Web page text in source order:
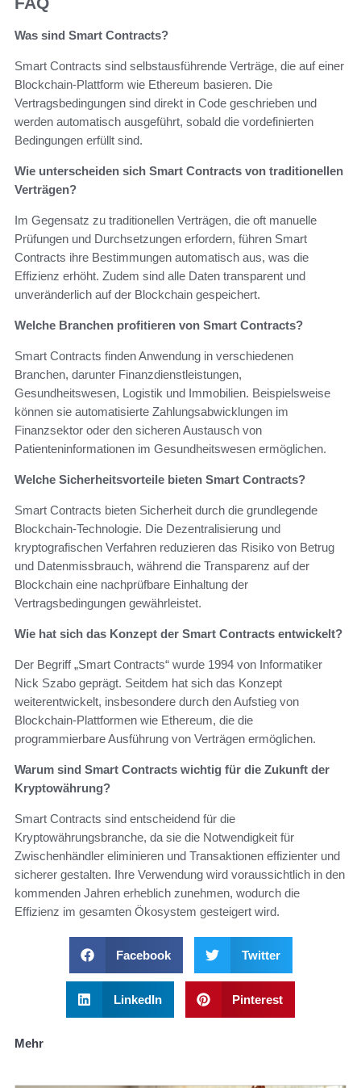
Was sind Smart Contracts?
Smart Contracts sind selbstausführende Verträge, die auf einer
Blockchain-Plattform wie Ethereum basieren. Die
Vertragsbedingungen sind direkt in Code geschrieben und
werden automatisch ausgeführt, sobald die vordefinierten
Bedingungen erfüllt sind.
Wie unterscheiden sich Smart Contracts von traditionellen
Verträgen?
Im Gegensatz zu traditionellen Verträgen, die oft manuelle
Prüfungen und Durchsetzungen erfordern, führen Smart
Contracts ihre Bestimmungen automatisch aus, was die
Effizienz erhöht. Zudem sind alle Daten transparent und
unveränderlich auf der Blockchain gespeichert.
Welche Branchen profitieren von Smart Contracts?
Smart Contracts finden Anwendung in verschiedenen
Branchen, darunter Finanzdienstleistungen,
Gesundheitswesen, Logistik und Immobilien. Beispielsweise
können sie automatisierte Zahlungsabwicklungen im
Finanzsektor oder den sicheren Austausch von
Patienteninformationen im Gesundheitswesen ermöglichen.
Welche Sicherheitsvorteile bieten Smart Contracts?
Smart Contracts bieten Sicherheit durch die grundlegende
Blockchain-Technologie. Die Dezentralisierung und
kryptografischen Verfahren reduzieren das Risiko von Betrug
und Datenmissbrauch, während die Transparenz auf der
Blockchain eine nachprüfbare Einhaltung der
Vertragsbedingungen gewährleistet.
Wie hat sich das Konzept der Smart Contracts entwickelt?
Der Begriff „Smart Contracts“ wurde 1994 von Informatiker
Nick Szabo geprägt. Seitdem hat sich das Konzept
weiterentwickelt, insbesondere durch den Aufstieg von
Blockchain-Plattformen wie Ethereum, die die
programmierbare Ausführung von Verträgen ermöglichen.
Warum sind Smart Contracts wichtig für die Zukunft der
Kryptowährung?
Smart Contracts sind entscheidend für die
Kryptowährungsbranche, da sie die Notwendigkeit für
Zwischenhändler eliminieren und Transaktionen effizienter und
sicherer gestalten. Ihre Verwendung wird voraussichtlich in den
kommenden Jahren erheblich zunehmen, wodurch die
Effizienz im gesamten Ökosystem gesteigert wird.
Facebook Twitter
LinkedIn Pinterest
Mehr